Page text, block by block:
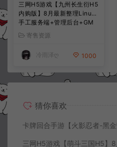
三网H5游戏【九州长生衍H5
内购版】8月最新整理Linux
手工服务端+管理后台+GM
授权后台+简易安卓客户端
+详细搭建教程+视频教程
寄售资源
冷雨泽ღ 1000
猜你喜欢